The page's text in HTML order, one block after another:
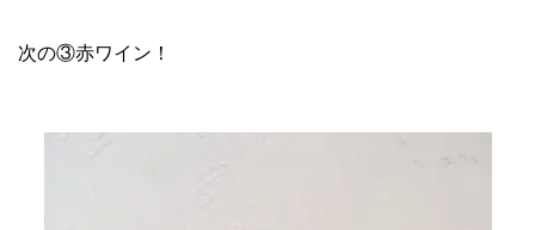
次の③赤ワイン！